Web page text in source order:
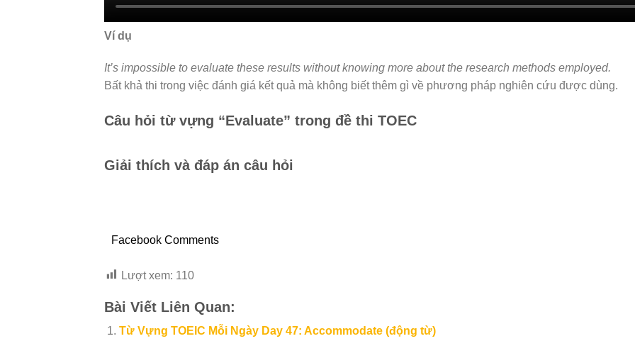
Ví dụ
It’s impossible to evaluate these results without knowing more about the research methods employed.
Bất khả thi trong việc đánh giá kết quả mà không biết thêm gì về phương pháp nghiên cứu được dùng.
Câu hỏi từ vựng “Evaluate” trong đề thi TOEC
Giải thích và đáp án câu hỏi
Facebook Comments
Lượt xem: 110
Bài Viết Liên Quan:
Từ Vựng TOEIC Mỗi Ngày Day 47: Accommodate (động từ)